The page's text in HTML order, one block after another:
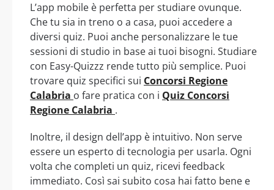
L’app mobile è perfetta per studiare ovunque.
Che tu sia in treno o a casa, puoi accedere a
diversi quiz. Puoi anche personalizzare le tue
sessioni di studio in base ai tuoi bisogni. Studiare
con Easy-Quizzz rende tutto più semplice. Puoi
trovare quiz specifici sui Concorsi Regione
Calabria o fare pratica con i Quiz Concorsi
Regione Calabria .
Inoltre, il design dell’app è intuitivo. Non serve
essere un esperto di tecnologia per usarla. Ogni
volta che completi un quiz, ricevi feedback
immediato. Così sai subito cosa hai fatto bene e